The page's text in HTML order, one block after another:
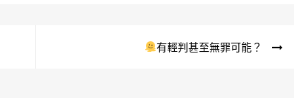
有輕判甚至無罪可能？